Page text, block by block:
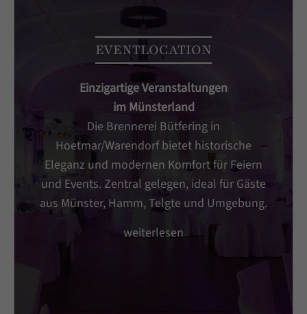
Drop us a line
info@yourdomain.com
About us
Lorem ipsum dolor sit amet, consectetuer
adipiscing elit.
Aenean commodo ligula eget dolor. Aenean
massa. Cum sociis natoque penatibus et magnis
dis parturient montes, nascetur ridiculus mus.
Donec quam felis, ultricies nec.
EVENTLOCATION
Einzigartige Veranstaltungen
im Münsterland
Die Brennerei Bütfering in
Hoetmar/Warendorf bietet historische
Eleganz und modernen Komfort für Feiern
und Events. Zentral gelegen, ideal für Gäste
aus Münster, Hamm, Telgte und Umgebung.
weiterlesen